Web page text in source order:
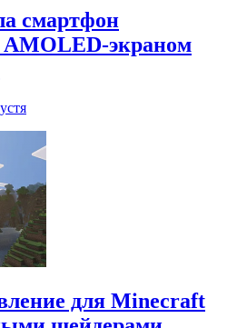
смартфон
AMOLED-экраном
для Minecraft